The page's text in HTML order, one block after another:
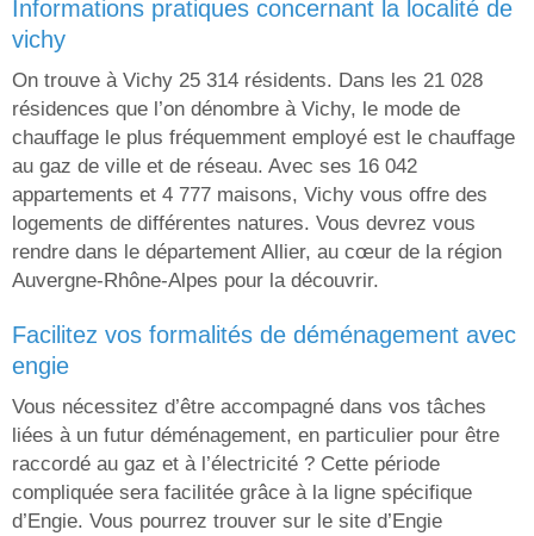
informations pratiques concernant la localité de
vichy
On trouve à Vichy 25 314 résidents. Dans les 21 028
résidences que l’on dénombre à Vichy, le mode de
chauffage le plus fréquemment employé est le chauffage
au gaz de ville et de réseau. Avec ses 16 042
appartements et 4 777 maisons, Vichy vous offre des
logements de différentes natures. Vous devrez vous
rendre dans le département Allier, au cœur de la région
Auvergne-Rhône-Alpes pour la découvrir.
facilitez vos formalités de déménagement avec
engie
Vous nécessitez d’être accompagné dans vos tâches
liées à un futur déménagement, en particulier pour être
raccordé au gaz et à l’électricité ? Cette période
compliquée sera facilitée grâce à la ligne spécifique
d’Engie. Vous pourrez trouver sur le site d’Engie